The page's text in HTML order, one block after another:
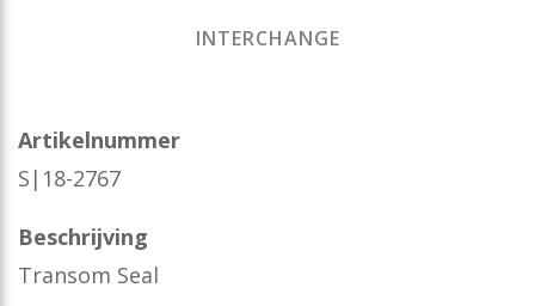
INTERCHANGE
Artikelnummer
S|18-2767
Beschrijving
Transom Seal